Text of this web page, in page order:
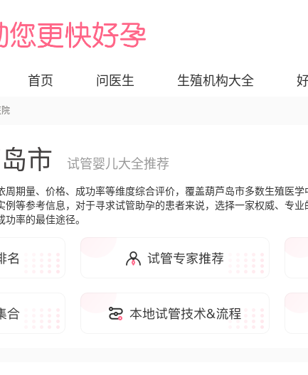
首页 问医生 生殖机构大全
院
市 试管婴儿大全推荐
周期量、价格、成功率等维度综合评价，覆盖葫芦岛市多数生殖医学
例等参考信息，对于寻求试管助孕的患者来说，选择一家权威、专业
率的最佳途径。